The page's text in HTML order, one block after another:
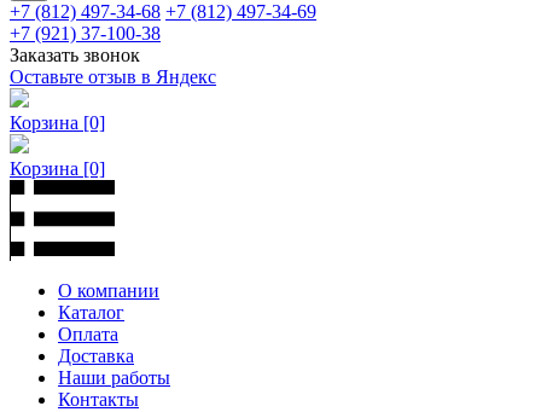
+7 (812) 497-34-68 +7 (812) 497-34-69
+7 (921) 37-100-38
Заказать звонок
Оставьте отзыв в Яндекс
Корзина [0]
Корзина [0]
О компании
Каталог
Оплата
Доставка
Наши работы
Контакты